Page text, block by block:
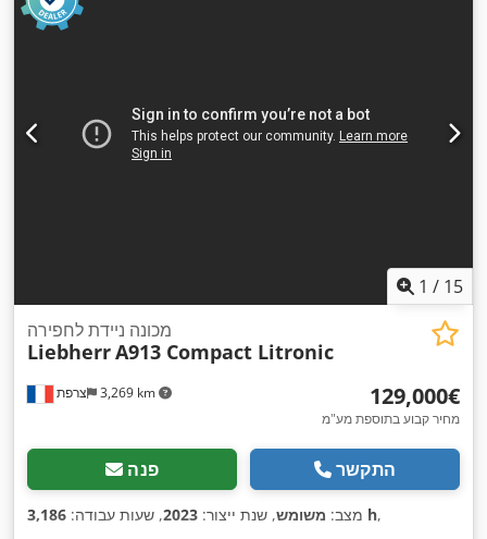
1 / 15
צרפת 3,269 km
מכונה ניידת לחפירה
LiebherrA913 Compact Litronic
‏129,000 ‏€
מחיר קבוע בתוספת מע"מ
פנה התקשר
מצב: משומש, שנת ייצור: 2023, שעות עבודה: 3,186 h,